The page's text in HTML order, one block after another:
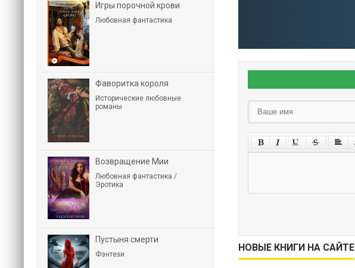
НОВЫЕ КНИГИ НА САЙТЕ
Игры порочной крови
Любовная фантастика
Фаворитка короля
Исторические любовные
романы
Возвращение Мии
Любовная фантастика /
Эротика
Пустыня смерти
Фэнтези